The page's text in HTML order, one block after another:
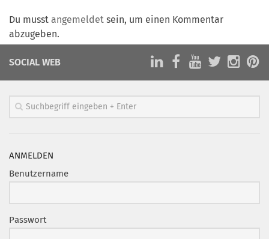
Bundesverband Marketing Clubs
Newsletter
MCM Club TV
MITGLIEDSCHAFT
PODCAST
Du musst angemeldet sein, um einen Kommentar
abzugeben.
SOCIAL WEB
ANMELDEN
Benutzername
Passwort